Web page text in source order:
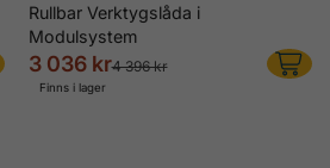
Rullbar Verktygslåda i
Modulsystem
3 036 kr4 396 kr
Finns i lager